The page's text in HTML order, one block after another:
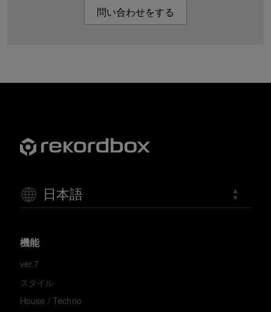
問い合わせをする
日本語
機能
ver.7
スタイル
House / Techno